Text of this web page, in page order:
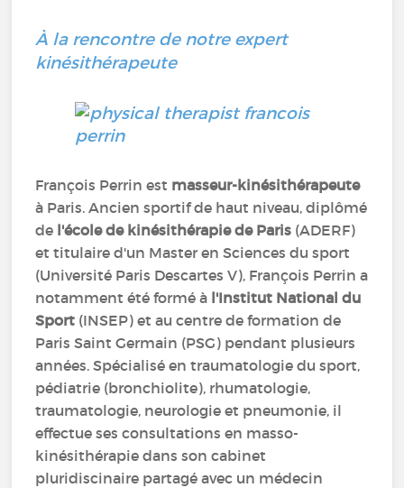
À la rencontre de notre expert
kinésithérapeute
François Perrin est masseur-kinésithérapeute
à Paris. Ancien sportif de haut niveau, diplômé
de l'école de kinésithérapie de Paris (ADERF)
et titulaire d'un Master en Sciences du sport
(Université Paris Descartes V), François Perrin a
notamment été formé à l'Institut National du
Sport (INSEP) et au centre de formation de
Paris Saint Germain (PSG) pendant plusieurs
années. Spécialisé en traumatologie du sport,
pédiatrie (bronchiolite), rhumatologie,
traumatologie, neurologie et pneumonie, il
effectue ses consultations en masso-
kinésithérapie dans son cabinet
pluridiscinaire partagé avec un médecin